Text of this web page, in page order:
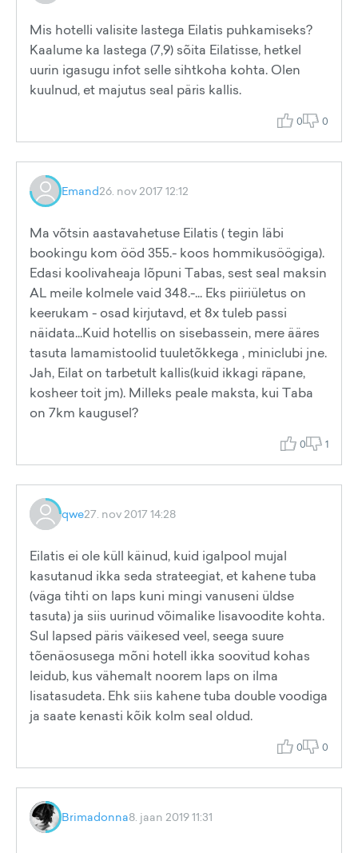
Mis hotelli valisite lastega Eilatis puhkamiseks?
Kaalume ka lastega (7,9) sõita Eilatisse, hetkel
uurin igasugu infot selle sihtkoha kohta. Olen
kuulnud, et majutus seal päris kallis.
0 0
Emand26. nov 2017 12:12
Ma võtsin aastavahetuse Eilatis ( tegin läbi
bookingu kom ööd 355.- koos hommikusöögiga).
Edasi koolivaheaja lõpuni Tabas, sest seal maksin
AL meile kolmele vaid 348.-... Eks piiriületus on
keerukam - osad kirjutavd, et 8x tuleb passi
näidata...Kuid hotellis on sisebassein, mere ääres
tasuta lamamistoolid tuuletõkkega , miniclubi jne.
Jah, Eilat on tarbetult kallis(kuid ikkagi räpane,
kosheer toit jm). Milleks peale maksta, kui Taba
on 7km kaugusel?
0 1
qwe27. nov 2017 14:28
Eilatis ei ole küll käinud, kuid igalpool mujal
kasutanud ikka seda strateegiat, et kahene tuba
(väga tihti on laps kuni mingi vanuseni üldse
tasuta) ja siis uurinud võimalike lisavoodite kohta.
Sul lapsed päris väikesed veel, seega suure
tõenäosusega mõni hotell ikka soovitud kohas
leidub, kus vähemalt noorem laps on ilma
lisatasudeta. Ehk siis kahene tuba double voodiga
ja saate kenasti kõik kolm seal oldud.
0 0
Brimadonna8. jaan 2019 11:31